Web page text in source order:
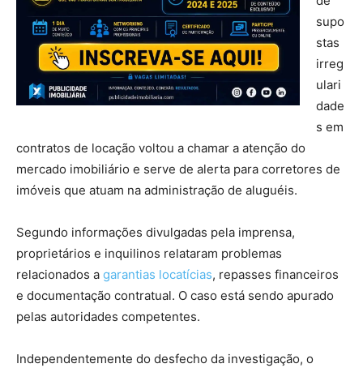
supo
stas
irreg
ulari
dade
s em
contratos de locação voltou a chamar a atenção do
mercado imobiliário e serve de alerta para corretores de
imóveis que atuam na administração de aluguéis.
Segundo informações divulgadas pela imprensa,
proprietários e inquilinos relataram problemas
relacionados a garantias locatícias, repasses financeiros
e documentação contratual. O caso está sendo apurado
pelas autoridades competentes.
Independentemente do desfecho da investigação, o